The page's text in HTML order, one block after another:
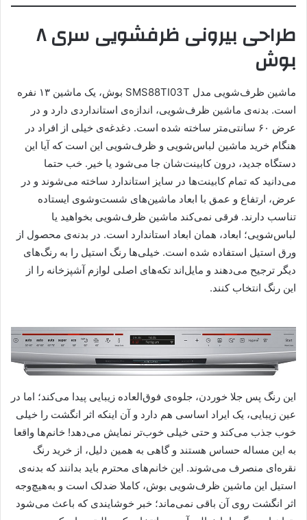
طراحی بیرونی ظرفشویی سری ۸
بوش
ماشین ظرف‌شویی مدل SMS88TI03T بوش، یک ماشین ۱۳ نفره
است. بدنه‌ی ماشین ظرف‌شویی، اندازه‌ی استانداردی دارد و در
عرض ۶۰ سانتی‌متر ساخته شده ‌است. دغدغه‌ی خیلی از افراد در
هنگام خرید ماشین لباس‌شویی و ظرف‌شویی این است که آیا این
دستگاه جدید، درون کابینت‌شان جا می‌شود یا خیر. خب حتما
می‌دانید که تمام کابینت‌ها در سایز استاندارد ساخته می‌شوند و در
عرض، ارتفاع و عمق با ابعاد ماشین‌های شست‌وشوی ایستاده
تناسب دارند. فرقی نمی‌کند ماشین ظرف‌شویی بخواهید یا
لباس‌شویی؛ ابعاد، همان ابعاد استاندارد است. در بدنه‌ی محصول از
ورق استیل استفاده شده ‌است. خیلی‌ها رنگ استیل را به رنگ‌های
دیگر ترجیح می‌دهند و مایل‌اند تکه‌های اصلی لوازم آشپزخانه را از
این رنگ انتخاب کنند.
این رنگ پس جلا خوردن، جلوه‌ی فوق‌العاده زیبایی پیدا می‌کند؛ اما در
عین زیبایی، یک ایراد اساسی هم دارد و آن اینکه اثر انگشت را خیلی
خوب جذب می‌کند و حتی خیلی خوب‌تر نمایش می‌دهد! خانم‌ها واقعا
به این مساله حساس هستند و گاهی به همین دلیل، از خرید رنگ
نقره‌ای منصرف می‌شوند. این خانم‌های محترم باید بدانند که بدنه‌ی
استیل این ماشین ظرف‌شویی بوش، کاملا ضدلک است و به‌هیچ‌وجه
اثر انگشت روی آن باقی نمی‌ماند؛ خبر خوشایندی که باعث می‌شود